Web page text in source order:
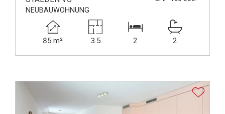
NEUBAUWOHNUNG
85 m² 3.5 2 2